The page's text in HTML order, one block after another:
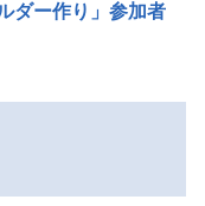
ダー作り」参加者